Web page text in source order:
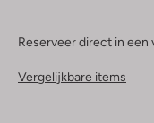
Reserveer direct in een
Vergelijkbare items